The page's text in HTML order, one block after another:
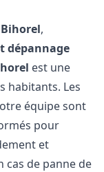
Bihorel,
dépannage
est une
habitants. Les
équipe sont
pour
et
cas de panne de